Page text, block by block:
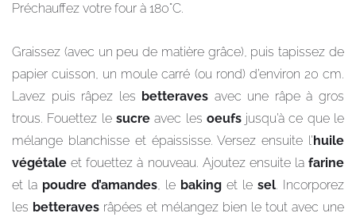
Préchauffez votre four à 180°C.
Graissez (avec un peu de matière grâce), puis tapissez de
papier cuisson, un moule carré (ou rond) d’environ 20 cm.
Lavez puis râpez les betteraves avec une râpe à gros
trous. Fouettez le sucreavec les oeufsjusqu’à ce que le
mélange blanchisse et épaississe. Versez ensuite l’huile
végétale et fouettez à nouveau. Ajoutez ensuite la farine
et la poudre d’amandes , le baking et le sel . Incorporez
les betteraves râpées et mélangez bien le tout avec une